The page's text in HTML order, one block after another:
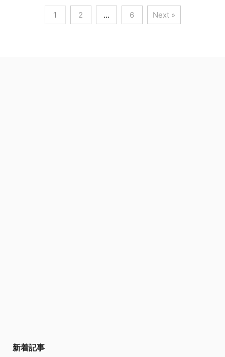
1 2 … 6 Next »
新着記事